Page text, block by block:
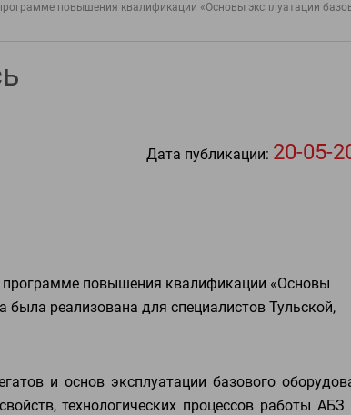
повышения квалификации «Основы эксплуатации
Дата публикации: 20-05-
программе повышения квалификации «Основы
реализована для специалистов Тульской,
и основ эксплуатации базового
технологических процессов работы АБЗ